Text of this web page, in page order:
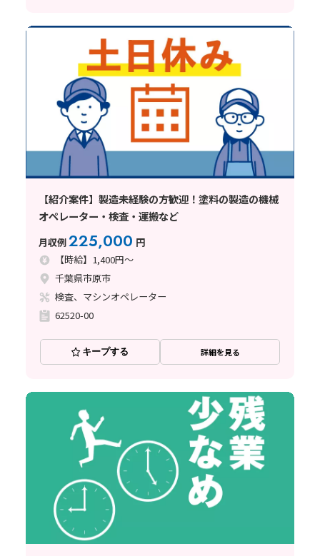
【紹介案件】製造未経験の方歓迎！塗料の製造の機械
オペレーター・検査・運搬など
月収例225,000 円
【時給】1,400円～
千葉県市原市
検査、マシンオペレーター
62520-00
キープする 詳細を見る